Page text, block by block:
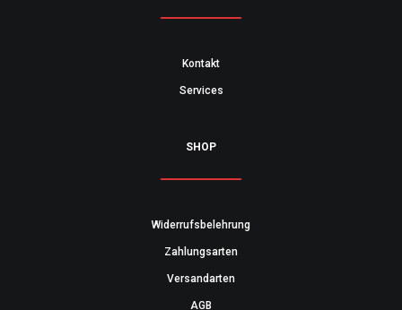
Kontakt
Services
SHOP
Widerrufsbelehrung
Zahlungsarten
Versandarten
AGB